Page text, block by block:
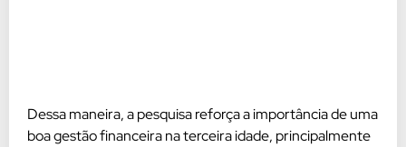
Dessa maneira, a pesquisa reforça a importância de uma
boa gestão financeira na terceira idade, principalmente